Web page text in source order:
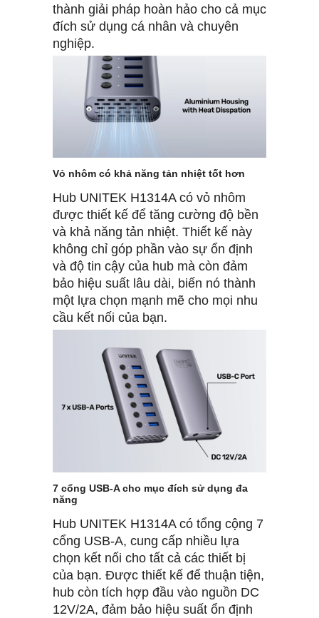
thành giải pháp hoàn hảo cho cả mục
đích sử dụng cá nhân và chuyên
nghiệp.
Vỏ nhôm có khả năng tản nhiệt tốt hơn
Hub UNITEK H1314A có vỏ nhôm
được thiết kế để tăng cường độ bền
và khả năng tản nhiệt. Thiết kế này
không chỉ góp phần vào sự ổn định
và độ tin cậy của hub mà còn đảm
bảo hiệu suất lâu dài, biến nó thành
một lựa chọn mạnh mẽ cho mọi nhu
cầu kết nối của bạn.
7 cổng USB-A cho mục đích sử dụng đa
năng
Hub UNITEK H1314A có tổng cộng 7
cổng USB-A, cung cấp nhiều lựa
chọn kết nối cho tất cả các thiết bị
của bạn. Được thiết kế để thuận tiện,
hub còn tích hợp đầu vào nguồn DC
12V/2A, đảm bảo hiệu suất ổn định